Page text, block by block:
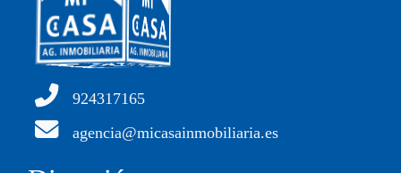
924317165
agencia@micasainmobiliaria.es